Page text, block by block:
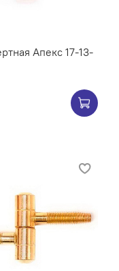
Апекс 17-13-